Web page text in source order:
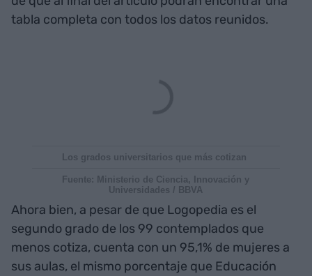
tabla completa con todos los datos reunidos.
Los grados universitarios que más cotizan
Fuente: Ministerio de Ciencia, Innovación y
Universidades / BBVA
Ahora bien, a pesar de que Logopedia es el
segundo grado de los 99 contemplados que
menos cotiza, cuenta con un 95,1% de mujeres a
sus aulas, el mismo porcentaje que Educación